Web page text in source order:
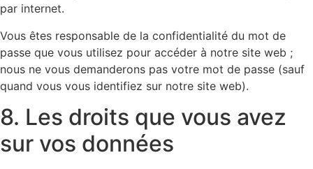
par internet.
Vous êtes responsable de la confidentialité du mot de
passe que vous utilisez pour accéder à notre site web ;
nous ne vous demanderons pas votre mot de passe (sauf
quand vous vous identifiez sur notre site web).
8. Les droits que vous avez
sur vos données